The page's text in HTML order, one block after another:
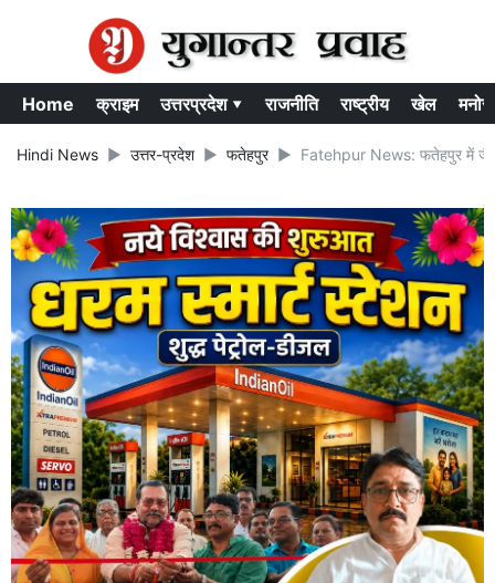
Home क्राइम उत्तरप्रदेश ▾ राजनीति राष्ट्रीय खेल
Hindi News उत्तर-प्रदेश फतेहपुर Fatehpur News: फतेहपुर में